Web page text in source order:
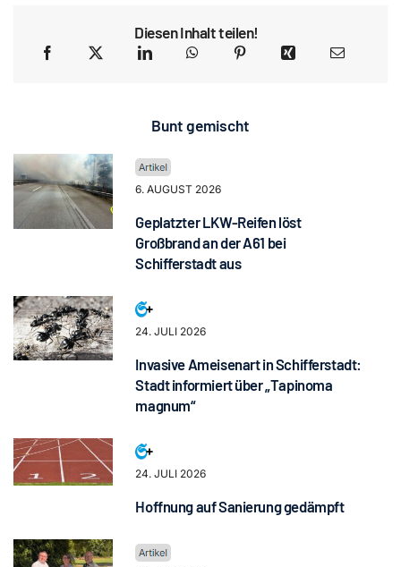
Diesen Inhalt teilen!
Bunt gemischt
6. AUGUST 2026
Geplatzter LKW-Reifen löst
Großbrand an der A61 bei
Schifferstadt aus
24. JULI 2026
Invasive Ameisenart in Schifferstadt:
Stadt informiert über „Tapinoma
magnum“
24. JULI 2026
Hoffnung auf Sanierung gedämpft